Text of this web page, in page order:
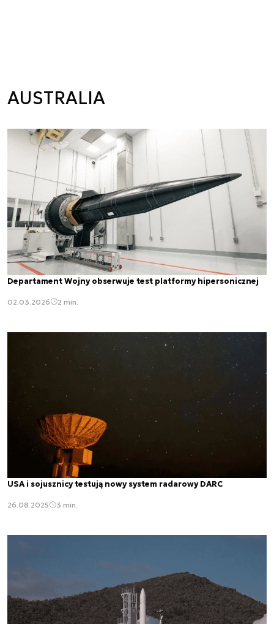
AUSTRALIA
Departament Wojny obserwuje test platformy hipersonicznej
02.03.2026 2 min.
USA i sojusznicy testują nowy system radarowy DARC
26.08.2025 3 min.